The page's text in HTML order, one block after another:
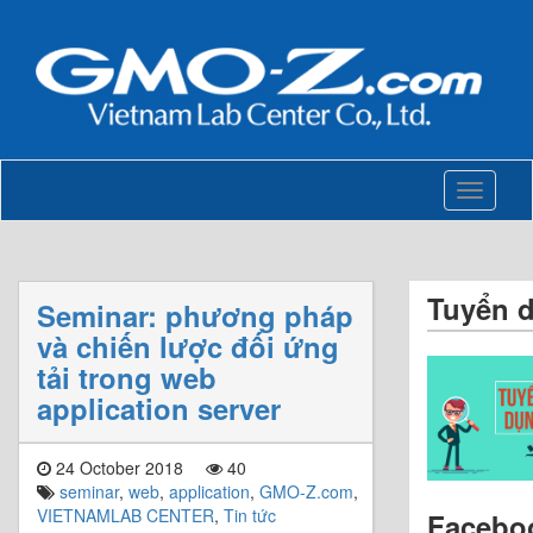
Toggle
Seminar: phương pháp
và chiến lược đối ứng
tải trong web
application server
24 October 2018
40
seminar, web, application, GMO-Z.com,
VIETNAMLAB CENTER, Tin tức
Tuyển